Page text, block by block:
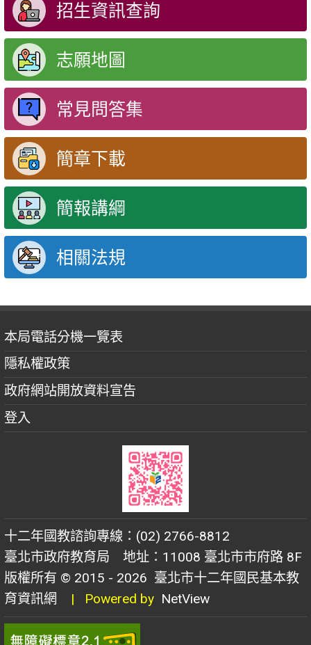
招生資訊查詢
志願地圖
常見問答集
簡章下載
簡報講綱
相關法規
本局電話分機一覽表
隱私權政策
政府網站開放資料宣告
登入
十二年國教諮詢專線：(02) 2766-8812
臺北市政府教育局 地址：11008 臺北市市府路 8F
版權所有 © 2015 - 2026 臺北市十二年國民基本教
育資訊網
| Powered by NetView